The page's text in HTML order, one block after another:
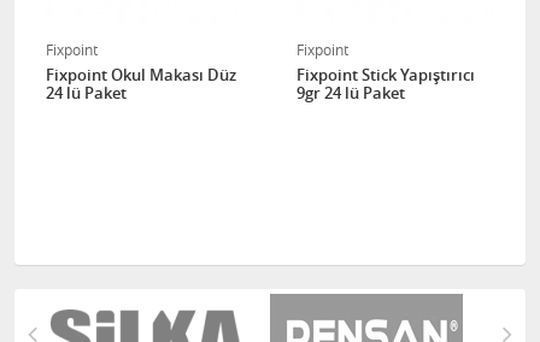
Fixpoint
Fixpoint Okul Makası Düz
24 lü Paket
Fixpoint
Fixpoint Stick Yapıştırıcı
9gr 24 lü Paket